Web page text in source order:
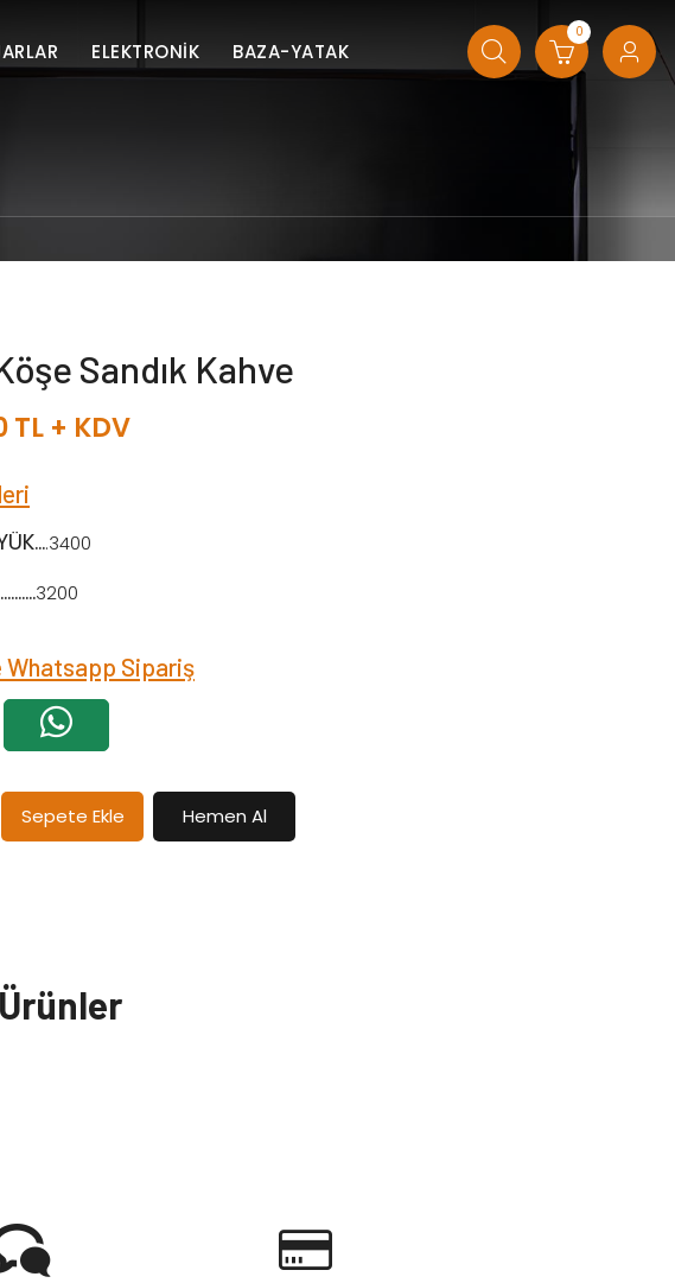
ELEKTRONİK BAZA-YATAK
0
Sandık Kahve
TL + KDV
.3400
3200
Whatsapp Sipariş
Sepete Ekle Hemen Al